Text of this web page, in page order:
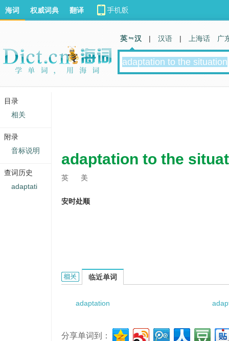
adaptation to the
英 美
安时处顺
adaptation to the situation的相关资料：
临近单词
adaptation
分享单词到：
海词 权威词典 翻译
英 汉 | 汉语 | 上海话 广
目录
相关
附录
音标说明
查词历史
adaptati